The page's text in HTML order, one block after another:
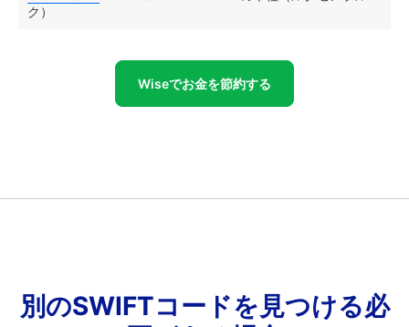
ク）
Wiseでお金を節約する
別のSWIFTコードを見つける必